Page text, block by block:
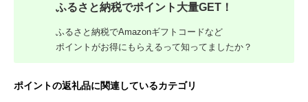
ふるさと納税でポイント大量GET！
ふるさと納税でAmazonギフトコードなど
ポイントがお得にもらえるって知ってましたか？
ポイントの返礼品に関連しているカテゴリ